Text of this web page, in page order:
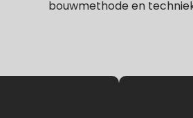
bouwmethode en